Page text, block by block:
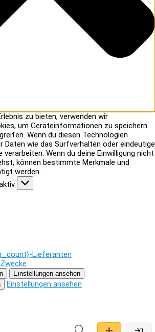
zu bieten, verwenden wir
um Geräteinformationen zu speichern
Wenn du diesen Technologien
Daten wie das Surfverhalten oder eindeutige
Wenn du deine Einwilligung nicht
können bestimmte Merkmale und
werden.
Lieferanten
Einstellungen ansehen
Einstellungen ansehen